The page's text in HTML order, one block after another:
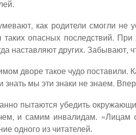
как родители смогли
опасных последствий.
наставляют других. Забывают,
дворе такое чудо поставили.
мы эти знаки не знаем.
пытаются убедить
и самим инвалидам. «Лицам
одного из читателей.